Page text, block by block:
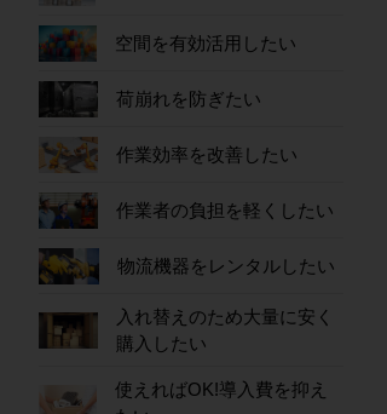
空間を有効活用したい
荷崩れを防ぎたい
作業効率を改善したい
作業者の負担を軽くしたい
物流機器をレンタルしたい
入れ替えのため大量に安く
購入したい
使えればOK!導入費を抑え